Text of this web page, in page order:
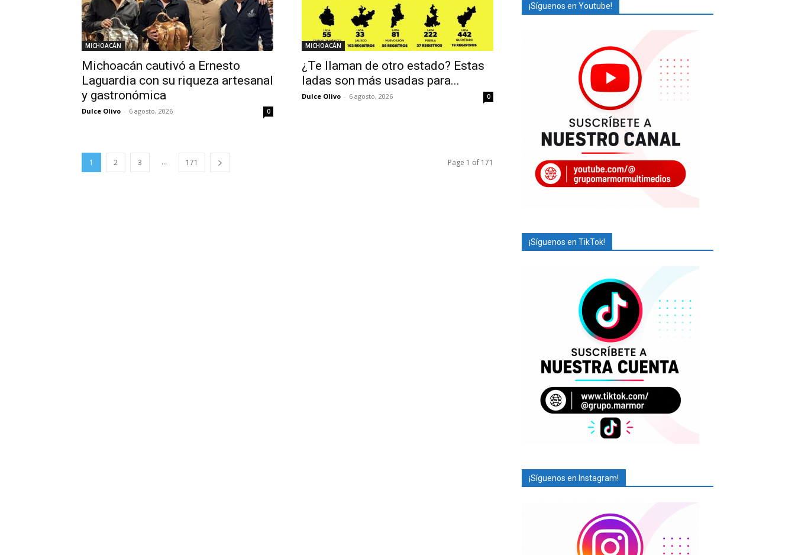
MICHOACÁN
Michoacán cautivó a Ernesto
Laguardia con su riqueza artesanal
y gastronómica
Dulce Olivo - 6 agosto, 2026 0
MICHOACÁN
¿Te llaman de otro estado? Estas
ladas son más usadas para...
Dulce Olivo - 6 agosto, 2026 0
1 2 3 ... 171 Page 1 of 171
¡Síguenos en Youtube!
¡Síguenos en TikTok!
¡Síguenos en Instagram!